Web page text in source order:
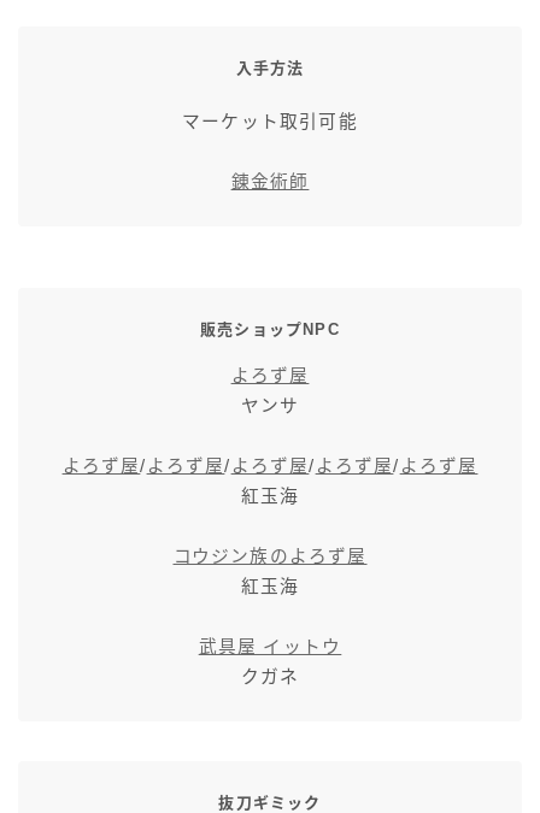
入手方法
マーケット取引可能
錬金術師
販売ショップNPC
よろず屋
ヤンサ
よろず屋/ よろず屋/ よろず屋/ よろず屋/ よろず屋
紅玉海
コウジン族のよろず屋
紅玉海
武具屋 イットウ
クガネ
抜刀ギミック